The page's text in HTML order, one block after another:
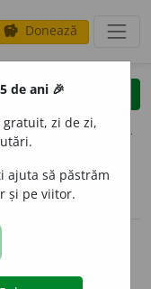
savings Donează
clear
opțiuni
de ani 🎉
zi de zi,
ajuta să păstrăm
și pe viitor.